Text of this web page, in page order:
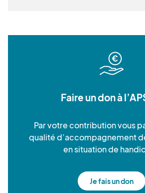
Faire un don à
Par votre contribution vous
qualité d’accompagnement
en situation de
Je fais un don